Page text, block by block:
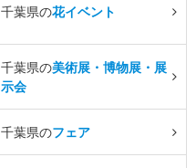
千葉県の花イベント
千葉県の美術展・博物展・展
示会
千葉県のフェア